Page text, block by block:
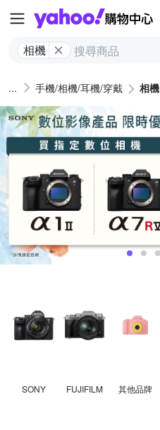
相機
手機/相機/耳機/穿戴 相機
SONY FUJIFILM 其他品牌